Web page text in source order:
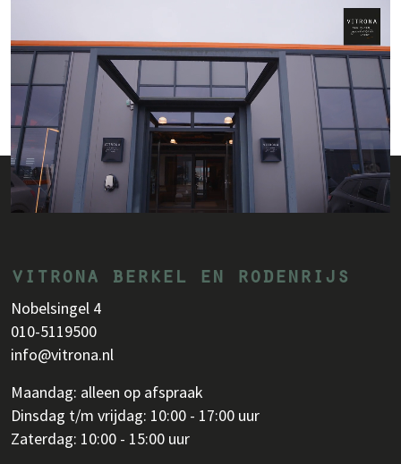
vitrona berkel en rodenrijs
Nobelsingel 4
010-5119500
info@vitrona.nl
Maandag: alleen op afspraak
Dinsdag t/m vrijdag: 10:00 - 17:00 uur
Zaterdag: 10:00 - 15:00 uur